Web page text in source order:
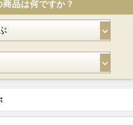
商品は何ですか？